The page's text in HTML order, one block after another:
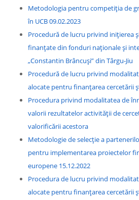
Metodologia pentru competiția de
în UCB 09.02.2023
Procedură de lucru privind inițierea
finanțate din fonduri naționale și
„Constantin Brâncuși” din Târgu-Jiu
Procedură de lucru privind
alocate pentru finanțarea cercetării
Procedura privind modalitatea de
valorii rezultatelor activității de
valorificării acestora
Metodologie de selecție a
pentru implementarea proiectelor
europene 15.12.2022
Procedura de lucru privind
alocate pentru finanțarea cercetării